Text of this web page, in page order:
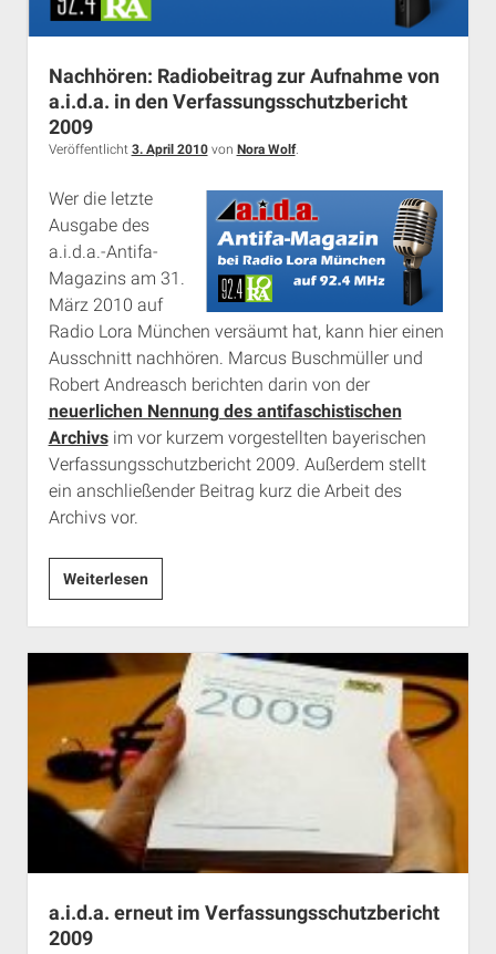
Nachhören: Radiobeitrag zur Aufnahme von
a.i.d.a. in den Verfassungsschutzbericht
2009
Veröffentlicht 3. April 2010von Nora Wolf.
Wer die letzte
Ausgabe des
a.i.d.a.-Antifa-
Magazins am 31.
März 2010 auf
Radio Lora München versäumt hat, kann hier einen
Ausschnitt nachhören. Marcus Buschmüller und
Robert Andreasch berichten darin von der
neuerlichen Nennung des antifaschistischen
Archivsim vor kurzem vorgestellten bayerischen
Verfassungsschutzbericht 2009. Außerdem stellt
ein anschließender Beitrag kurz die Arbeit des
Archivs vor.
WeiterlesenNachhören:
Radiobeitrag
zur
Aufnahme
von
a.i.d.a.
in
den
Verfassungsschutzbericht
2009
a.i.d.a. erneut im Verfassungsschutzbericht
2009